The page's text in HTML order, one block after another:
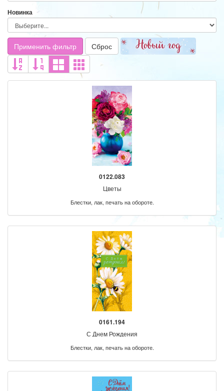
Новинка
Применить фильтр Сброс
0122.083
Цветы
Блестки, лак, печать на обороте.
0161.194
С Днем Рождения
Блестки, лак, печать на обороте.